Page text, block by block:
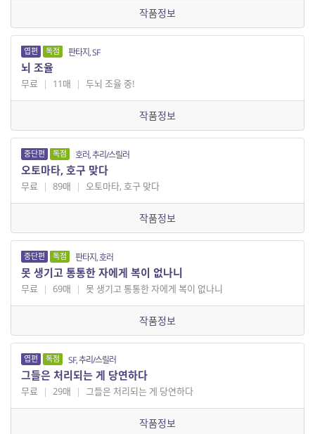
작품정보
엽편 독점 판타지, SF
뇌 조율
무료 | 11매 | 두뇌 조율 중!
작품정보
중단편 독점 호러, 추리/스릴러
오토마타, 호구 맞다
무료 | 89매 | 오토마타, 호구 맞다
작품정보
중단편 독점 판타지, 호러
못 생기고 통통한 자에게 복이 없나니
무료 | 69매 | 못 생기고 통통한 자에게 복이 없나니
작품정보
엽편 독점 SF, 추리/스릴러
그들은 처리되는 게 당연하다
무료 | 29매 | 그들은 처리되는 게 당연하다
작품정보